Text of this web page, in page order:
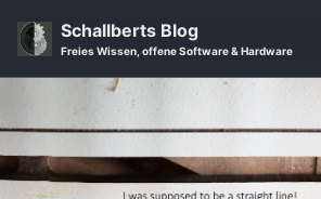
Skip
links
Schallberts Blog
Freies Wissen, offene Software & Hardware